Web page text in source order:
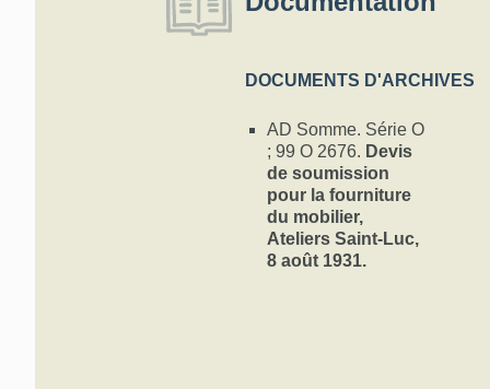
DOCUMENTS D'ARCHIVES
AD Somme. Série O
; 99 O 2676. Devis
de soumission
pour la fourniture
du mobilier,
Ateliers Saint-Luc,
8 août 1931.